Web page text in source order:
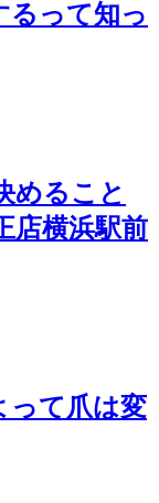
るって知っ
めること
店横浜駅前
って爪は変